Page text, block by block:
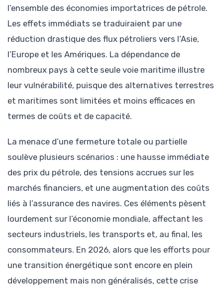
l’ensemble des économies importatrices de pétrole.
Les effets immédiats se traduiraient par une
réduction drastique des flux pétroliers vers l’Asie,
l’Europe et les Amériques. La dépendance de
nombreux pays à cette seule voie maritime illustre
leur vulnérabilité, puisque des alternatives terrestres
et maritimes sont limitées et moins efficaces en
termes de coûts et de capacité.
La menace d’une fermeture totale ou partielle
soulève plusieurs scénarios : une hausse immédiate
des prix du pétrole, des tensions accrues sur les
marchés financiers, et une augmentation des coûts
liés à l’assurance des navires. Ces éléments pèsent
lourdement sur l’économie mondiale, affectant les
secteurs industriels, les transports et, au final, les
consommateurs. En 2026, alors que les efforts pour
une transition énergétique sont encore en plein
développement mais non généralisés, cette crise